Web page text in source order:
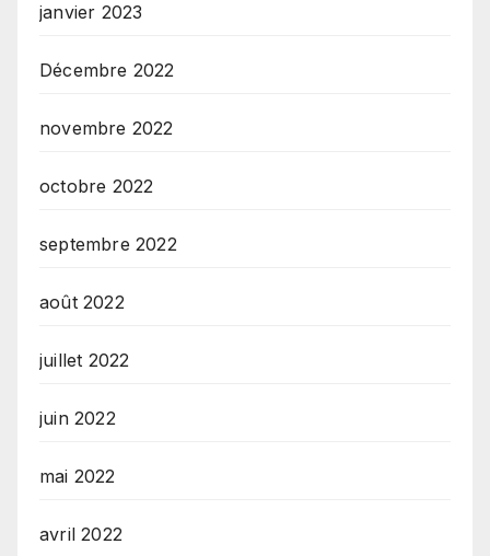
janvier 2023
Décembre 2022
novembre 2022
octobre 2022
septembre 2022
août 2022
juillet 2022
juin 2022
mai 2022
avril 2022